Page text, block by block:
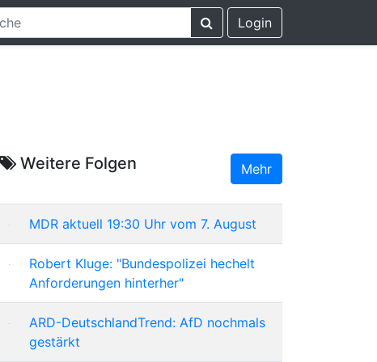
Login
Weitere Folgen Mehr
MDR aktuell 19:30 Uhr vom 7. August
Robert Kluge: "Bundespolizei hechelt
Anforderungen hinterher"
ARD-DeutschlandTrend: AfD nochmals
gestärkt